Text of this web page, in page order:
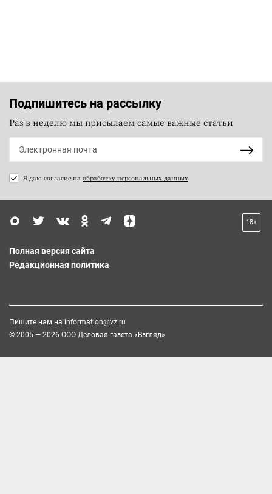
Подпишитесь на рассылку
Раз в неделю мы присылаем самые важные статьи
Я даю согласие на обработку персональных данных
18+
Полная версия сайта
Редакционная политика
Пишите нам на information@vz.ru
© 2005 — 2026 ООО Деловая газета «Взгляд»